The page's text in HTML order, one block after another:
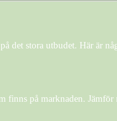
det stora utbudet. Här är
på marknaden. Jämför